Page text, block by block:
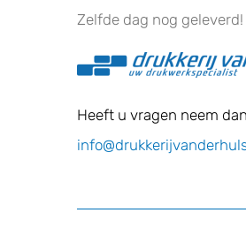
Zelfde dag nog geleverd!
Heeft u vragen neem